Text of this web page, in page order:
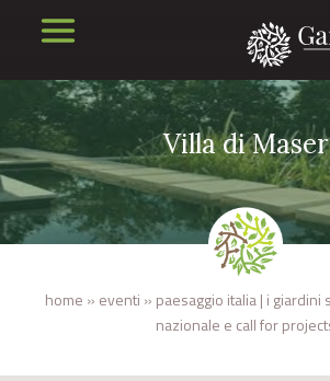
Villa di Maser
home » eventi » paesaggio italia | i
nazionale e call for